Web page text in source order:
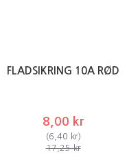
FLADSIKRING 10A RØD
8,00 kr
(6,40 kr)
17,25 kr